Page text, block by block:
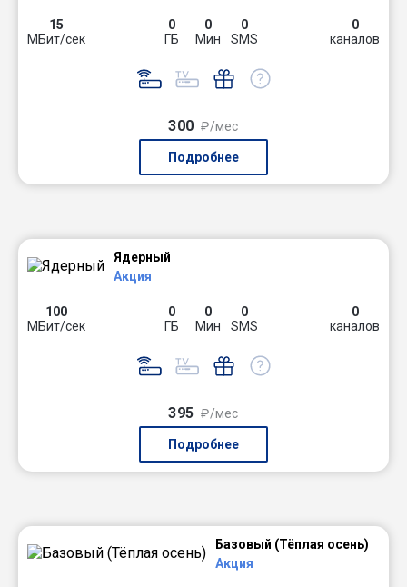
15
МБит/сек
0
ГБ
0
Мин
0
SMS
0
каналов
300 ₽/мес
Подробнее
Ядерный
Акция
100
МБит/сек
0
ГБ
0
Мин
0
SMS
0
каналов
395 ₽/мес
Подробнее
Базовый (Тёплая осень)
Акция